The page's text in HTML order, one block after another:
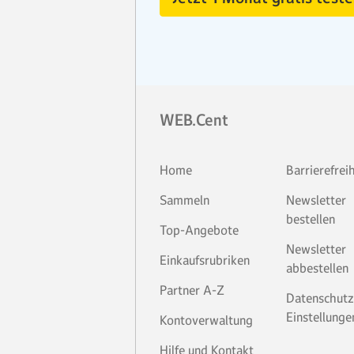
WEB.Cent
Home
Sammeln
Top-Angebote
Einkaufsrubriken
Partner A-Z
Kontoverwaltung
Hilfe und Kontakt
Newsletter
bestellen
Newsletter
abbestellen